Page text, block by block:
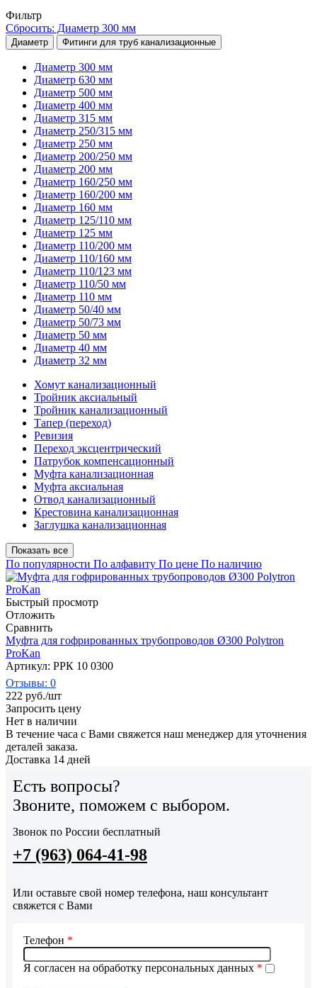
Фильтр
Сбросить: Диаметр 300 мм
Диаметр Фитинги для труб канализационные
Диаметр 300 мм
Диаметр 630 мм
Диаметр 500 мм
Диаметр 400 мм
Диаметр 315 мм
Диаметр 250/315 мм
Диаметр 250 мм
Диаметр 200/250 мм
Диаметр 200 мм
Диаметр 160/250 мм
Диаметр 160/200 мм
Диаметр 160 мм
Диаметр 125/110 мм
Диаметр 125 мм
Диаметр 110/200 мм
Диаметр 110/160 мм
Диаметр 110/123 мм
Диаметр 110/50 мм
Диаметр 110 мм
Диаметр 50/40 мм
Диаметр 50/73 мм
Диаметр 50 мм
Диаметр 40 мм
Диаметр 32 мм
Хомут канализационный
Тройник аксиальный
Тройник канализационный
Тапер (переход)
Ревизия
Переход эксцентрический
Патрубок компенсационный
Муфта канализационная
Муфта аксиальная
Отвод канализационный
Крестовина канализационная
Заглушка канализационная
Показать все
По популярности По алфавиту По цене По наличию
Быстрый просмотр
Отложить
Сравнить
Муфта для гофрированных трубопроводов Ø300 Polytron
ProKan
Артикул: РРК 10 0300
Отзывы: 0
222 руб./шт
Запросить цену
Нет в наличии
В течение часа с Вами свяжется наш менеджер для уточнения
деталей заказа.
Доставка 14 дней
Есть вопросы?
Звоните, поможем с выбором.
Звонок по России бесплатный
+7 (963) 064-41-98
Или оставьте свой номер телефона, наш консультант
свяжется с Вами
Я согласен на обработку персональных данных *
Телефон *